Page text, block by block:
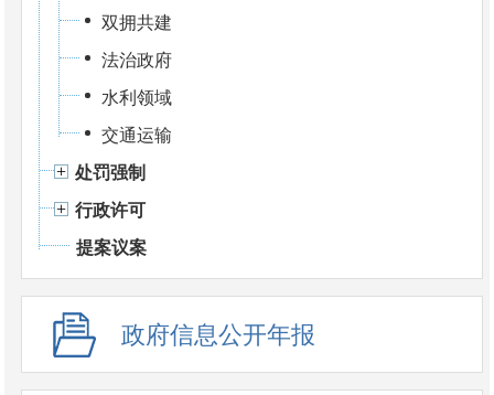
双拥共建
法治政府
水利领域
交通运输
处罚强制
行政许可
提案议案
政府信息公开年报